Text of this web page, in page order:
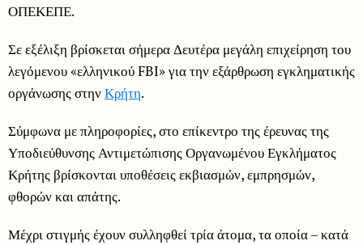
ΟΠΕΚΕΠΕ.
Σε εξέλιξη βρίσκεται σήμερα Δευτέρα μεγάλη επιχείρηση του
λεγόμενου «ελληνικού FBI» για την εξάρθρωση εγκληματικής
οργάνωσης στηνΚρήτη.
Σύμφωνα με πληροφορίες, στο επίκεντρο της έρευνας της
Υποδιεύθυνσης Αντιμετώπισης Οργανωμένου Εγκλήματος
Κρήτης βρίσκονται υποθέσεις εκβιασμών, εμπρησμών,
φθορών και απάτης.
Μέχρι στιγμής έχουν συλληφθεί τρία άτομα, τα οποία – κατά